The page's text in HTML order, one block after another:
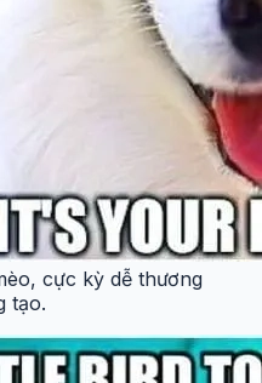
cực kỳ dễ thương
tạo.